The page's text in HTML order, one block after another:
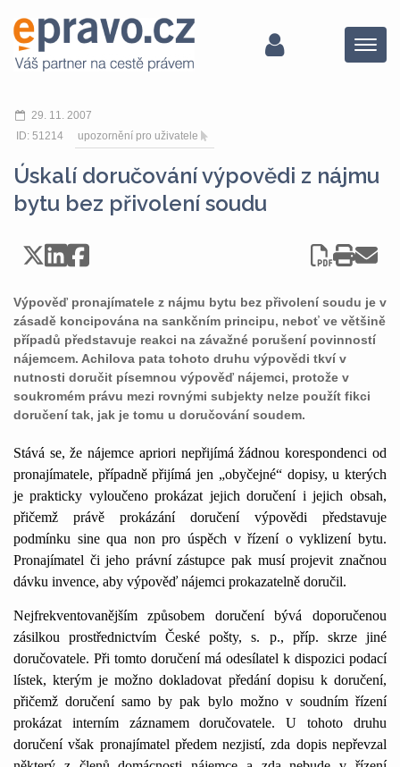
Menu
29. 11. 2007
ID: 51214
upozornění pro uživatele
Úskalí doručování výpovědi z nájmu
bytu bez přivolení soudu
Výpověď pronajímatele z nájmu bytu bez přivolení soudu je v
zásadě koncipována na sankčním principu, neboť ve většině
případů představuje reakci na závažné porušení povinností
nájemcem. Achilova pata tohoto druhu výpovědi tkví v
nutnosti doručit písemnou výpověď nájemci, protože v
soukromém právu mezi rovnými subjekty nelze použít fikci
doručení tak, jak je tomu u doručování soudem.
Stává se, že nájemce apriori nepřijímá žádnou korespondenci od
pronajímatele, případně přijímá jen „obyčejné“ dopisy, u kterých
je prakticky vyloučeno prokázat jejich doručení i jejich obsah,
přičemž právě prokázání doručení výpovědi představuje
podmínku sine qua non pro úspěch v řízení o vyklizení bytu.
Pronajímatel či jeho právní zástupce pak musí projevit značnou
dávku invence, aby výpověď nájemci prokazatelně doručil.
Nejfrekventovanějším způsobem doručení bývá doporučenou
zásilkou prostřednictvím České pošty, s. p., příp. skrze jiné
doručovatele. Při tomto doručení má odesílatel k dispozici podací
lístek, kterým je možno dokladovat předání dopisu k doručení,
přičemž doručení samo by pak bylo možno v soudním řízení
prokázat interním záznamem doručovatele. U tohoto druhu
doručení však pronajímatel předem nezjistí, zda dopis nepřevzal